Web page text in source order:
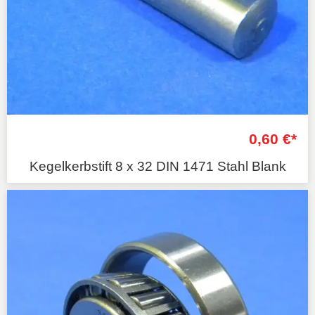
0,60 €*
Kegelkerbstift 8 x 32 DIN 1471 Stahl Blank